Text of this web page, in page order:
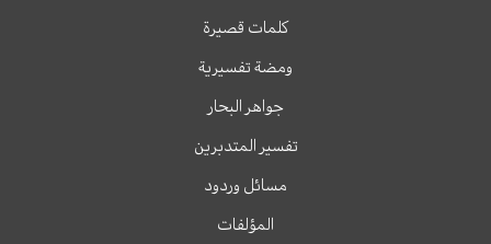
كلمات قصيرة
ومضة تفسيرية
جواهر البحار
تفسير المتدبرين
مسائل وردود
المؤلفات